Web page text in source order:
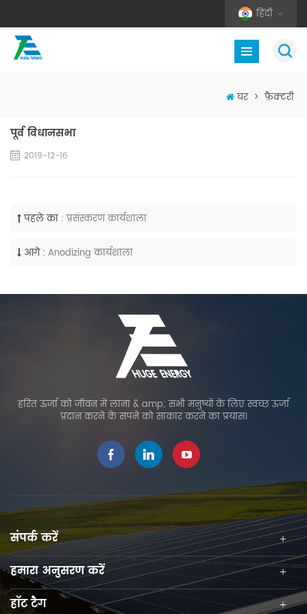
हिंदी
घर > फ़ैक्टरी
पूर्व विधानसभा
2019-12-16
पहले का : प्रसंस्करण कार्यशाला
आगे : Anodizing कार्यशाला
हरित ऊर्जा को जीवन में लाना & amp; सभी मनुष्यों के लिए स्वच्छ ऊर्जा
प्रदान करने के सपने को साकार करने का प्रयास।
संपर्क करें
हमारा अनुसरण करें
हॉट टैग